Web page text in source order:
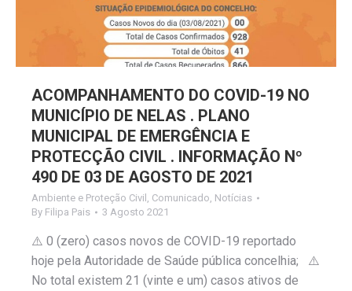
ACOMPANHAMENTO DO COVID-19 NO
MUNICÍPIO DE NELAS . PLANO
MUNICIPAL DE EMERGÊNCIA E
PROTECÇÃO CIVIL . INFORMAÇÃO Nº
490 DE 03 DE AGOSTO DE 2021
Ambiente e Proteção Civil Comunicado Notícias
By Filipa Pais 3 Agosto 2021
⚠️ 0 (zero) casos novos de COVID-19 reportado
hoje pela Autoridade de Saúde pública concelhia; ⚠️
No total existem 21 (vinte e um) casos ativos de